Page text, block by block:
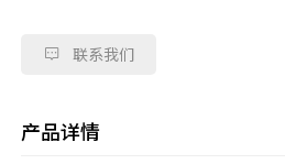
 联系我们
产品详情